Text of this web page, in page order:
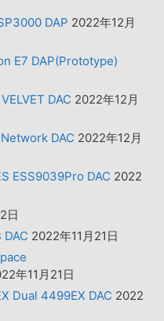
DAP 2022年12月
E7 DAP(Prototype)
DAC 2022年12月
DAC 2022年12月
ESS9039Pro DAC 2022
日
2022年11月21日
年11月21日
Dual 4499EX DAC 2022